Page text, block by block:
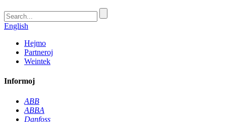
English
Hejmo
Partneroj
Weintek
Informoj
ABB
ABBA
Danfoss